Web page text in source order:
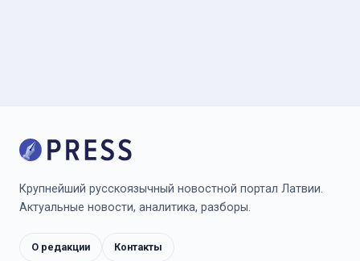
Крупнейший русскоязычный новостной портал Латвии.
Актуальные новости, аналитика, разборы.
О редакции Контакты